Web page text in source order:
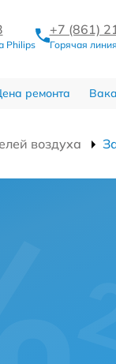
Philips
+7 (861)
Горячая линия
ремонта
воздуха